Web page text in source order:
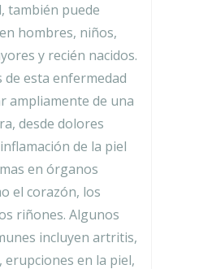
también puede
hombres, niños,
y recién nacidos.
de esta enfermedad
ampliamente de una
desde dolores
de la piel
en órganos
el corazón, los
riñones. Algunos
incluyen artritis,
en la piel,